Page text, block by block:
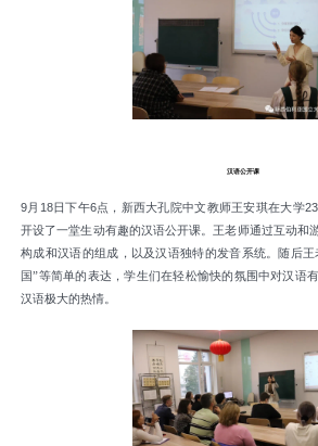
汉语公开课
9月 18日下午6点 ， 新西大孔院中文教师王安琪在大学
开设了一堂生动有趣的汉语公开课
王老师通过互动和
构成和汉语的组成 ， 以及汉语独特的发音系统 。随后王
国”等简单的表达 ，学生们在轻松愉快的氛围中对汉语
汉语极大的热情